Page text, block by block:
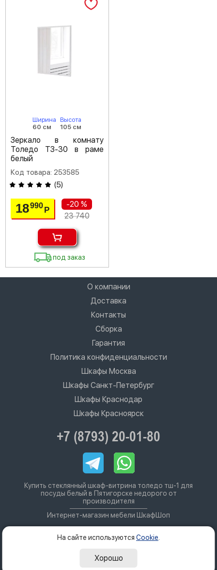
Ширина
60 см
Высота
105 см
Зеркало в комнату
Толедо ТЗ-30 в раме
белый
Код товара: 253585
(5)
18990Р
-20 %
23 740
под заказ
О компании
Доставка
Контакты
Сборка
Гарантия
Политика конфиденциальности
Шкафы Москва
Шкафы Санкт-Петербург
Шкафы Краснодар
Шкафы Красноярск
+7 (8793) 20-01-80
Купить стеклянный шкаф-витрина толедо тш-1 для
посуды белый в Пятигорске недорого от
производителя
Интернет-магазин мебели ШкафШоп
На сайте используются Cookie
Хорошо